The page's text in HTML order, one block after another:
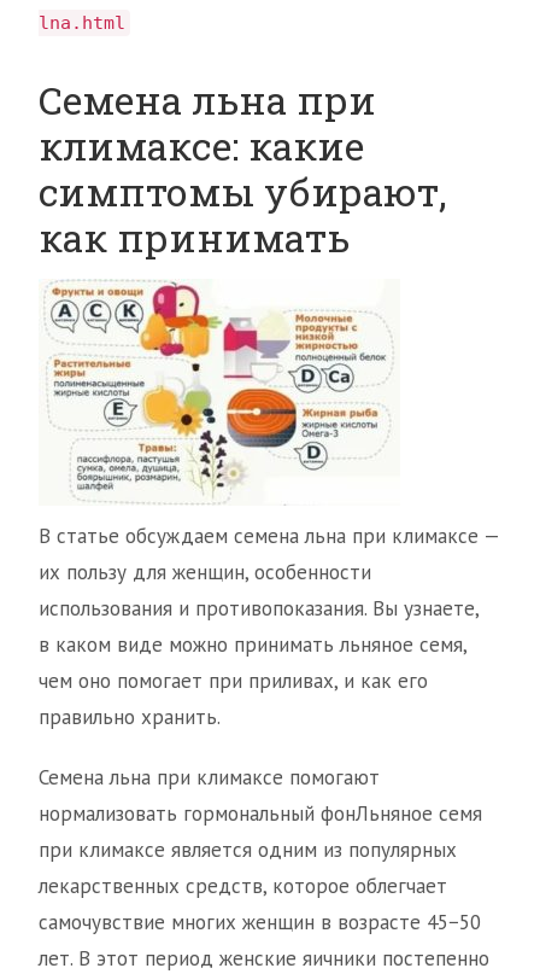
lna.html
Семена льна при
климаксе: какие
симптомы убирают,
как принимать
В статье обсуждаем семена льна при климаксе —
их пользу для женщин, особенности
использования и противопоказания. Вы узнаете,
в каком виде можно принимать льняное семя,
чем оно помогает при приливах, и как его
правильно хранить.
Семена льна при климаксе помогают
нормализовать гормональный фонЛьняное семя
при климаксе является одним из популярных
лекарственных средств, которое облегчает
самочувствие многих женщин в возрасте 45−50
лет. В этот период женские яичники постепенно